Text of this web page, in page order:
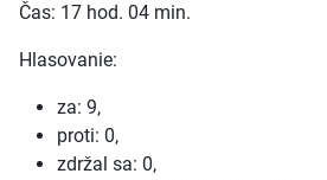
Čas: 17 hod. 04 min.
Hlasovanie:
za: 9,
proti: 0,
zdržal sa: 0,